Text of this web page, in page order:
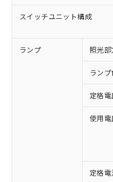
スイッチユニット構成
ランプ 照光
ランプ
定格電
使用電
定格電
対応済み：
非含有に対応し